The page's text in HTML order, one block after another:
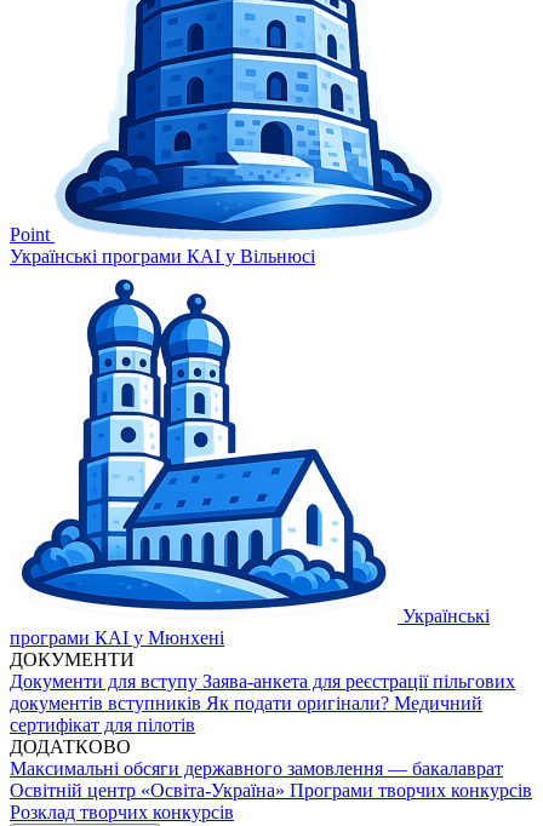
Point
Українські програми КАІ у Вільнюсі
Українські
програми КАІ у Мюнхені
ДОКУМЕНТИ
Документи для вступу Заява-анкета для реєстрації пільгових
документів вступників Як подати оригінали? Медичний
сертифікат для пілотів
ДОДАТКОВО
Максимальні обсяги державного замовлення — бакалаврат
Освітній центр «Освіта-Україна» Програми творчих конкурсів
Розклад творчих конкурсів